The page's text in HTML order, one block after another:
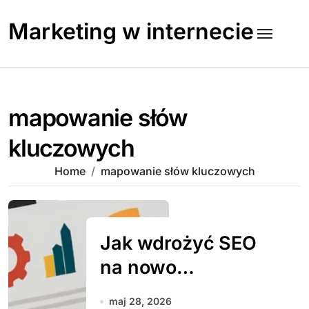
content
Marketing w internecie
mapowanie słów
kluczowych
Home mapowanie słów kluczowych
Jak wdrożyć SEO
na nowo
uruchamianej
maj 28, 2026